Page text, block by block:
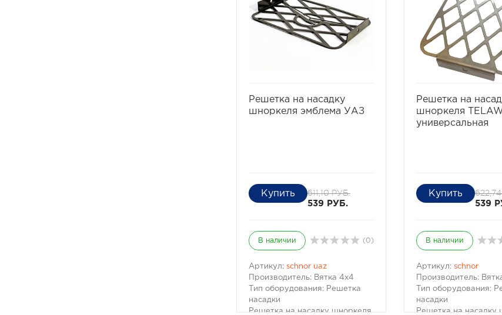
Решетка на насадку
шноркеля эмблема УАЗ
611,10 РУБ.
539 РУБ.
В наличии (0)
Артикул: schnor uaz
Производитель: Вятка 4x4
Тип оборудования: Решетка
насадки
Решетка на насадку шноркеля
Решетка на
шноркеля
универсальная
539
В наличии
Артикул: schnor
Производитель:
Тип оборудования:
насадки
Решетка на насадку